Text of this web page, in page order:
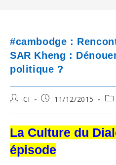
#cambodge :
SAR Kheng :
politique ?
PostCI
Post11/12/2015
La Culture du
épisode